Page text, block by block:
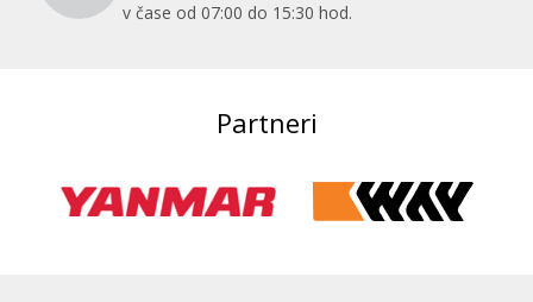
v čase od 07:00 do 15:30 hod.
Partneri